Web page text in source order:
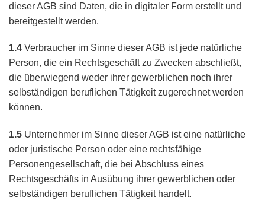
dieser AGB sind Daten, die in digitaler Form erstellt und
bereitgestellt werden.
1.4 Verbraucher im Sinne dieser AGB ist jede natürliche
Person, die ein Rechtsgeschäft zu Zwecken abschließt,
die überwiegend weder ihrer gewerblichen noch ihrer
selbständigen beruflichen Tätigkeit zugerechnet werden
können.
1.5 Unternehmer im Sinne dieser AGB ist eine natürliche
oder juristische Person oder eine rechtsfähige
Personengesellschaft, die bei Abschluss eines
Rechtsgeschäfts in Ausübung ihrer gewerblichen oder
selbständigen beruflichen Tätigkeit handelt.